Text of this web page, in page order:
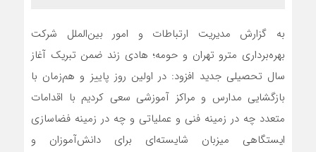
به گزارش مدیریت ارتباطات و امور بین‌الملل شرکت
بهره‌برداری مترو تهران و حومه؛ هادی زند ضمن تبریک آغاز
سال تحصیلی جدید افزود: در اولین روز پاییز و هم‌زمان با
بازگشایی مدارس و مراکز آموزشی سعی کردیم با اقدامات
متعدد چه در زمینه فنی و عملیاتی و چه در زمینه فضاسازی
ایستگاهی میزبان شایسته‌ای برای دانش‌آموزان و